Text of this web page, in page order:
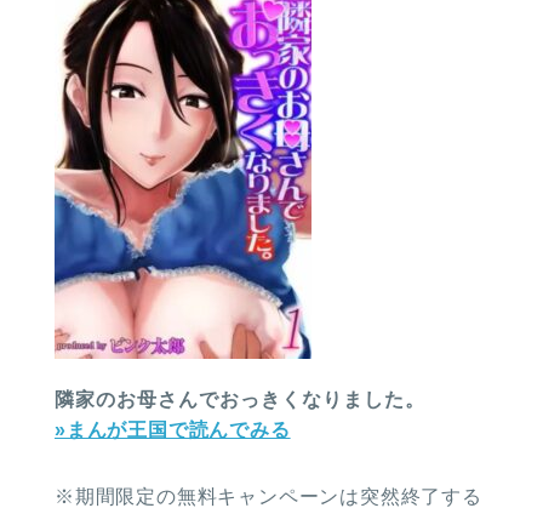
隣家のお母さんでおっきくなりました。
»まんが王国で読んでみる
※期間限定の無料キャンペーンは突然終了する